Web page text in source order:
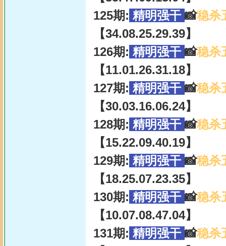
125期: 精明强干 📸稳杀
【34.08.25.29.39】
126期: 精明强干 📸稳杀
【11.01.26.31.18】
127期: 精明强干 📸稳杀
【30.03.16.06.24】
128期: 精明强干 📸稳杀
【15.22.09.40.19】
129期: 精明强干 📸稳杀
【18.25.07.23.35】
130期: 精明强干 📸稳杀
【10.07.08.47.04】
131期: 精明强干 📸稳杀